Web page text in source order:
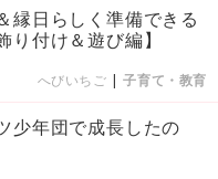
縁日らしく準備できる
り付け＆遊び編】
へびいちご |子育て・教育
少年団で成長したの